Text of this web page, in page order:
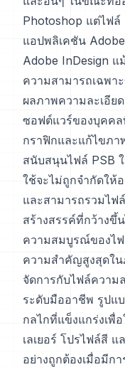
Photoshop แต่ไฟล์
แอปพลิเคชัน
Adobe InDesign แ
ความสามารถเฉพา
ผลภาพความละเอีย
ซอฟต์แวร์ของบุคคล
กราฟิกและแก้ไขภ
สนับสนุนไฟล์ PSB
ใช้จะไม่ถูกจำกัดให้
และสามารถรวมไฟ
สร้างสรรค์ที่กว้างขึ้
ความสมบูรณ์ของไ
ความสำคัญสูงสุดใน
จัดการกับไฟล์ความ
ระดับมืออาชีพ รูปแ
กลไกที่แข็งแกร่งเพื่
เลเยอร์ โปรไฟล์สี
อย่างถูกต้องเมื่อมีก